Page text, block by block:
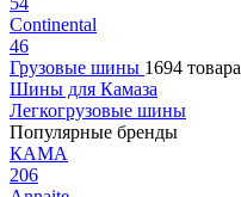
Continental
46
Грузовые шины 1694 товара
Шины для Камаза
Легкогрузовые шины
Популярные бренды
КАМА
206